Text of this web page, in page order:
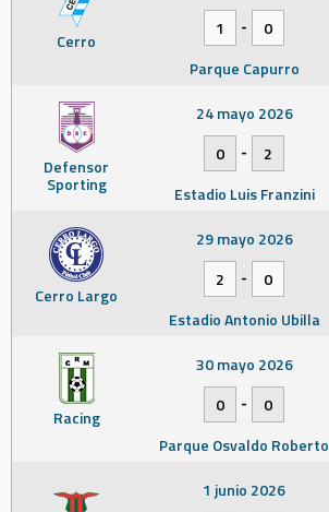
Cerro
1
-
0
Parque Capurro
Defensor
Sporting
24 mayo 2026
0
-
2
Estadio Luis Franzini
Cerro Largo
29 mayo 2026
2
-
0
Estadio Antonio Ubilla
Racing
30 mayo 2026
0
-
0
Parque Osvaldo Roberto
1 junio 2026